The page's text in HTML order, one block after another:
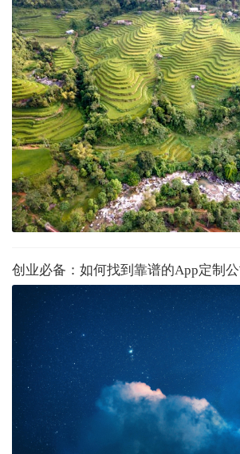
创业必备：如何找到靠谱的App定制公